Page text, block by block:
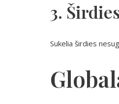
3.
Sukelia širdies